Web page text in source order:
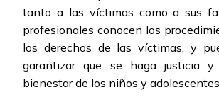
tanto a las víctimas como a sus
profesionales conocen los
los derechos de las víctimas, y
garantizar que se haga justicia
bienestar de los niños y